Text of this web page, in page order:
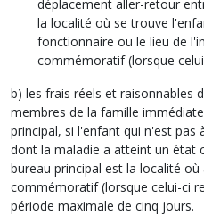
déplacement aller-retour
la localité où se trouve
fonctionnaire ou le lieu de
commémoratif (lorsque
b) les frais réels et raisonnables
membres de la famille
principal, si l'enfant qui n'est
dont la maladie a atteint un état
bureau principal est la localité
commémoratif (lorsque celui-ci
période maximale de cinq jours.